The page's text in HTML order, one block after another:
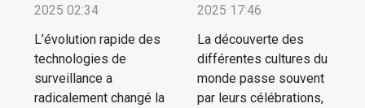
2025 02:34
L’évolution rapide des
technologies de
surveillance a
radicalement changé la
2025 17:46
La découverte des
différentes cultures du
monde passe souvent
par leurs célébrations,